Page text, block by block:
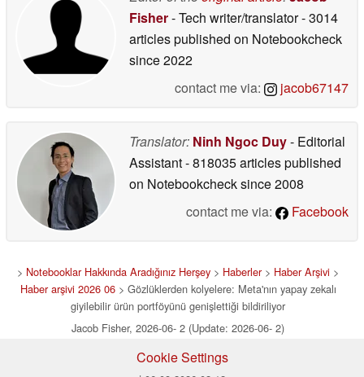
Fisher- Tech writer/translator- 3014
articles published on Notebookcheck
since 2022
contact me via:
jacob67147
Translator: Ninh Ngoc Duy- Editorial
Assistant- 818035 articles published
on Notebookchecksince 2008
contact me via:
Facebook
> Notebooklar Hakkında Aradığınız Herşey > Haberler> Haber Arşivi >
Haber arşivi 2026 06> Gözlüklerden kolyelere: Meta'nın yapay zekalı
giyilebilir ürün portföyünü genişlettiği bildiriliyor
Jacob Fisher, 2026-06- 2 (Update: 2026-06- 2)
Cookie Settings